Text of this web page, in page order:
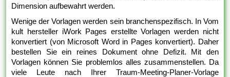
Dimension aufbewahrt werden.
Wenige der Vorlagen werden sein branchenspezifisch. In Vom
kult hersteller iWork Pages erstellte Vorlagen werden nicht
konvertiert (von Microsoft Word in Pages konvertiert). Daher
bestellen Sie ein reines Dokument ohne Defizit. Mit den
Vorlagen können Sie problemlos alles zusammenstellen. Da
viele Leute nach Ihrer Traum-Meeting-Planer-Vorlage